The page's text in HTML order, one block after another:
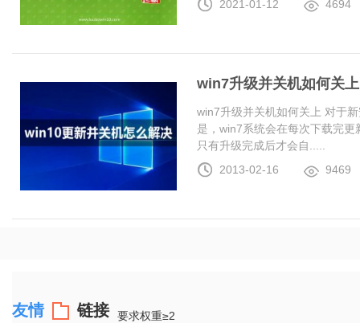
2021-01-12
4694
win7升级并关机如何关上
win7升级并关机如何关上 对于
是，win7系统会在每次下载完
只有升级完成后才会自.....
2013-02-16
9469
友情 链接 要求权重≥2